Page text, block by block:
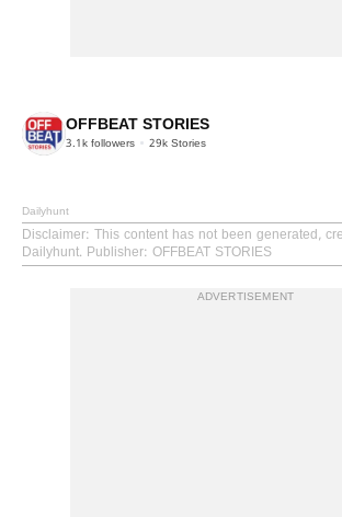
OFFBEAT STORIES
3.1k followers 29k Stories
Dailyhunt
Disclaimer: This content has not been generated,
Dailyhunt. Publisher: OFFBEAT STORIES
ADVERTISEMENT